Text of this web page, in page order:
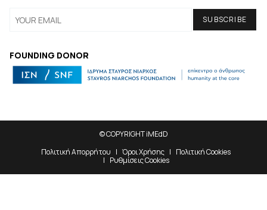
FOUNDING DONOR
© COPYRIGHT iMEdD
Πολιτική Απορρήτου
Όροι Χρήσης
Πολιτική Cookies
Ρυθμίσεις Cookies